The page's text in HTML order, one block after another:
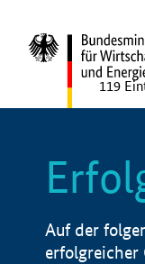
119
Auf der
erfolgreicher